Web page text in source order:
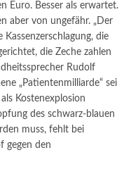
Euro. Besser als erwartet.
aber von ungefähr. „Der
die
die Zeche zahlen
Rudolf
„Patientenmilliarde“ sei
Kostenexplosion
des schwarz-blauen
muss, fehlt bei
gegen den